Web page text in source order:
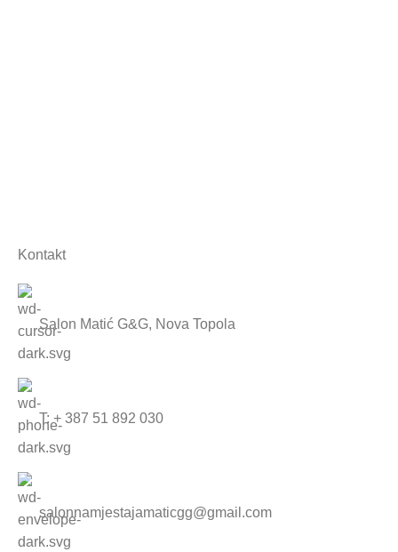
Kontakt
Salon Matić G&G, Nova Topola
T: + 387 51 892 030
salonnamjestajamaticgg@gmail.com